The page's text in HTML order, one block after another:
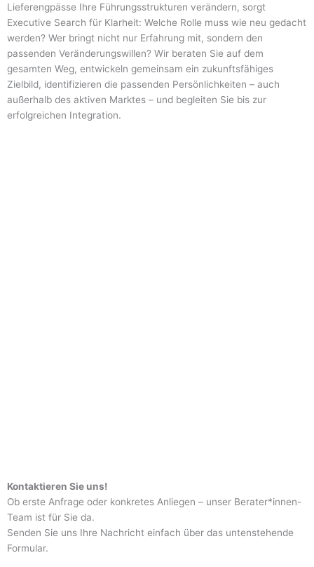
Lieferengpässe Ihre Führungsstrukturen verändern, sorgt
Executive Search für Klarheit: Welche Rolle muss wie neu gedacht
werden? Wer bringt nicht nur Erfahrung mit, sondern den
passenden Veränderungswillen? Wir beraten Sie auf dem
gesamten Weg, entwickeln gemeinsam ein zukunftsfähiges
Zielbild, identifizieren die passenden Persönlichkeiten – auch
außerhalb des aktiven Marktes – und begleiten Sie bis zur
erfolgreichen Integration.
Kontaktieren Sie uns!
Ob erste Anfrage oder konkretes Anliegen – unser Berater*innen-
Team ist für Sie da.
Senden Sie uns Ihre Nachricht einfach über das untenstehende
Formular.